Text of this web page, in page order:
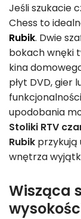
Jeśli szukacie
Chess to
Rubik. Dwie
bokach wnęki
kina
płyt DVD, gier
upodobania
Stoliki RTV
Rubik przykują
wnętrza
Wisząca